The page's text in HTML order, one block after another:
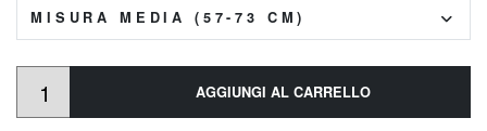
MISURA MEDIA (57-73 CM)
AGGIUNGI AL CARRELLO